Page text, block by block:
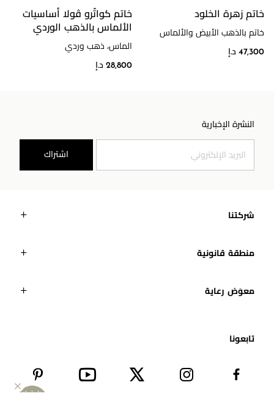
خاتم زهرة الخلود
خاتم بالذهب الأبيض والألماس
47,300 د.إ
خاتم كواتّرو ڤولا أساسيات
الألماس بالذهب الوردي
الماس، ذهب وردي
28,800 د.إ
النشرة الإخبارية
اشتراك
شركتنا
منطقة قانونية
معوَض رعاية
تابعونا​